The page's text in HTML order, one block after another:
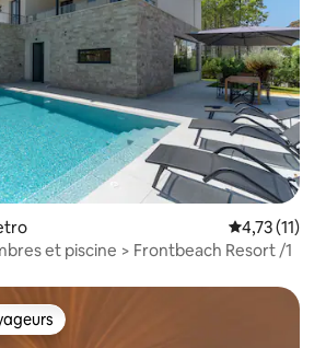
Évaluation
4,73 (11)
et piscine > Frontbeach Resort /1